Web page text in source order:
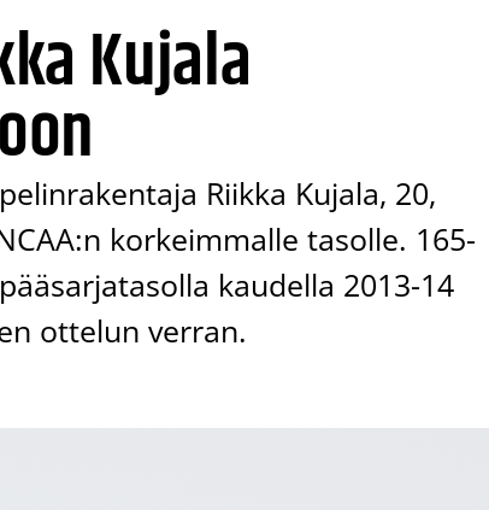
Kujala
Riikka Kujala, 20,
korkeimmalle tasolle. 165-
kaudella 2013-14
ottelun verran.